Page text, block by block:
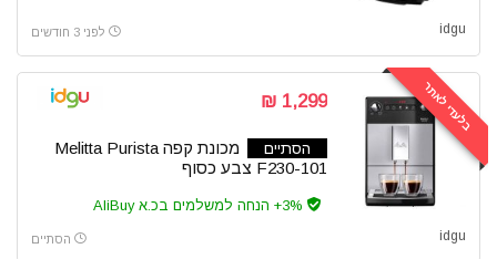
idgu לפני 3 חודשים
בלעדי לאתר 1,299 ₪
הסתיים
מכונת קפה Melitta Purista
F230-101 צבע כסוף
idgu הסתיים